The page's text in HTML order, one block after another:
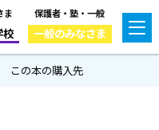
ま
校
保護者・塾・一般
一般のみなさま
この本の購入先